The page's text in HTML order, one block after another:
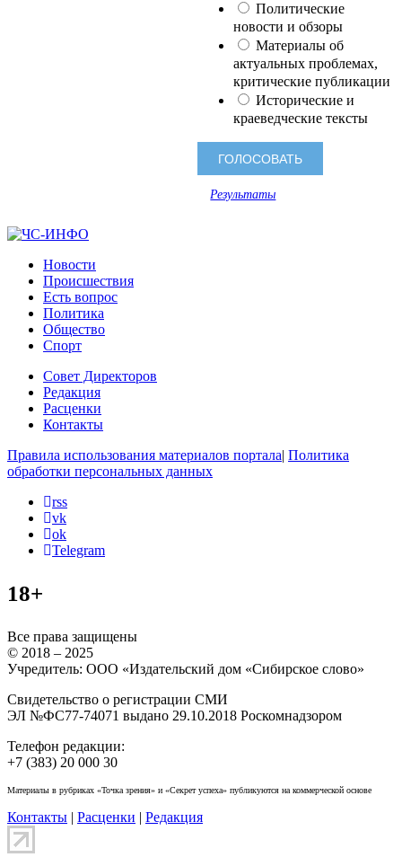
Политические
новости и обзоры
Материалы об
актуальных проблемах,
критические публикации
Исторические и
краеведческие тексты
Результаты
Новости
Происшествия
Есть вопрос
Политика
Общество
Спорт
Совет Директоров
Редакция
Расценки
Контакты
Правила использования материалов портала| Политика
обработки персональных данных
rss
vk
ok
Telegram
18+
Все права защищены
© 2018 – 2025
Учредитель: ООО «Издательский дом «Сибирское слово»
Свидетельство о регистрации СМИ
ЭЛ №ФС77-74071 выдано 29.10.2018 Роскомнадзором
Телефон редакции:
+7 (383) 20 000 30
Материалы в рубриках «Точка зрения» и «Секрет успеха» публикуются на коммерческой основе
Контакты | Расценки | Редакция